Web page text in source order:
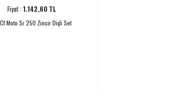
Fiyat : 1.142,60 TL